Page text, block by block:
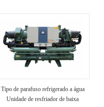
Tipo de parafuso refrigerado a água
Unidade de resfriador de baixa